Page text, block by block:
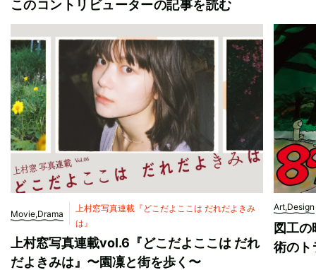
このコントリビューターの記事を読む
Movie,Drama
上村窓写真連載『どこだよここは だれだよきみ
は』
上村窓写真連載vol.6『どこだよここは だれ
だよきみは』〜園凜と街を歩く〜
Art,Design
図工の
術のト